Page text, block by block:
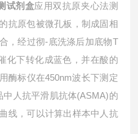
试剂盒应用双抗原夹心法测
抗原包被微孔板，制成固相
，经过彻-底洗涤后加底物T
化下转化成蓝色，并在酸的
酶标仪在450nm波长下测定
中 人抗平滑肌抗体(ASMA)的
线，可以计算出样本中 人抗